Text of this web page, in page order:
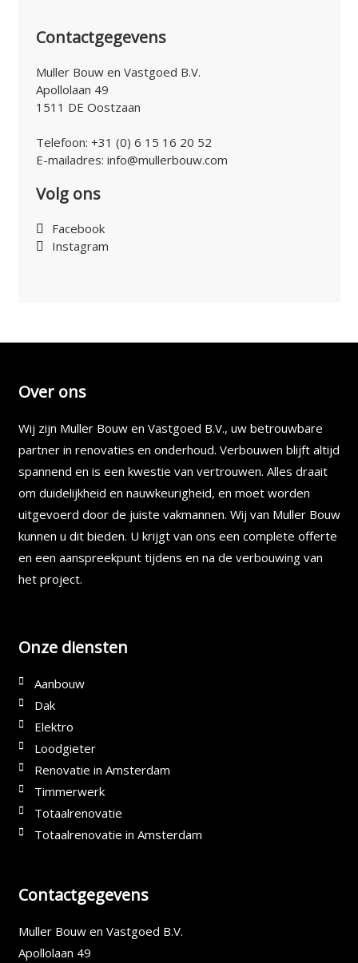
Contactgegevens
Muller Bouw en Vastgoed B.V.
Apollolaan 49
1511 DE Oostzaan
Telefoon: +31 (0) 6 15 16 20 52
E-mailadres: info@mullerbouw.com
Volg ons
Facebook
Instagram
Over ons
Wij zijn Muller Bouw en Vastgoed B.V., uw betrouwbare
partner in renovaties en onderhoud. Verbouwen blijft altijd
spannend en is een kwestie van vertrouwen. Alles draait
om duidelijkheid en nauwkeurigheid, en moet worden
uitgevoerd door de juiste vakmannen. Wij van Muller Bouw
kunnen u dit bieden. U krijgt van ons een complete offerte
en een aanspreekpunt tijdens en na de verbouwing van
het project.
Onze diensten
Aanbouw
Dak
Elektro
Loodgieter
Renovatie in Amsterdam
Timmerwerk
Totaalrenovatie
Totaalrenovatie in Amsterdam
Contactgegevens
Muller Bouw en Vastgoed B.V.
Apollolaan 49